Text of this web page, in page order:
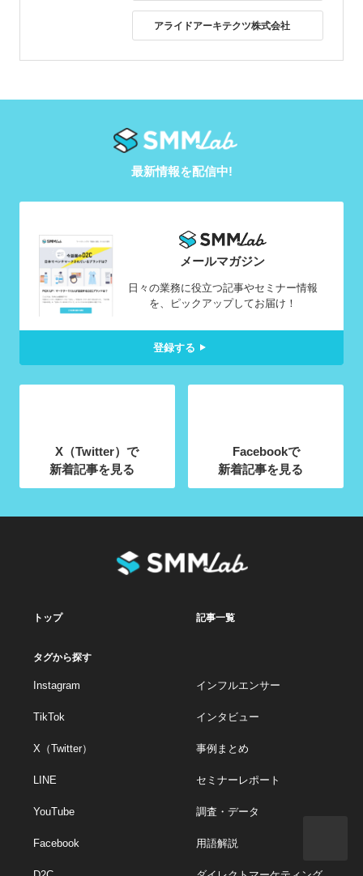
アライドアーキテクツ株式会社
最新情報を配信中!
メールマガジン
日々の業務に役立つ記事やセミナー情報
を、ピックアップしてお届け！
登録する
X（Twitter）で
新着記事を見る
Facebookで
新着記事を見る
トップ 記事一覧
タグから探す
Instagram
TikTok
X（Twitter）
LINE
YouTube
Facebook
インフルエンサー
インタビュー
事例まとめ
セミナーレポート
調査・データ
用語解説